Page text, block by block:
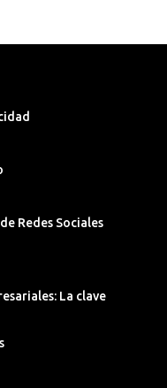
Redes Sociales
La clave